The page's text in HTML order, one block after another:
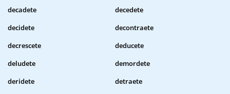
decadete
decedete
decidete
decontraete
decrescete
deducete
deludete
demordete
deridete
detraete